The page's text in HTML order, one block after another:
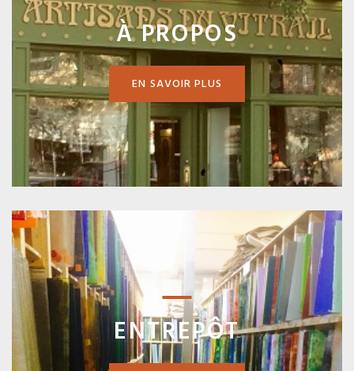
À PROPOS
EN SAVOIR PLUS
ENTREPÔT